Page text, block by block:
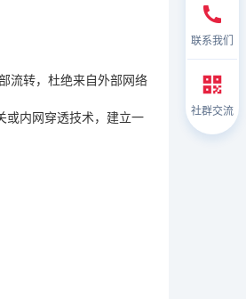
流转，杜绝来自外部网络
或内网穿透技术，建立一
联系我们
社群交流